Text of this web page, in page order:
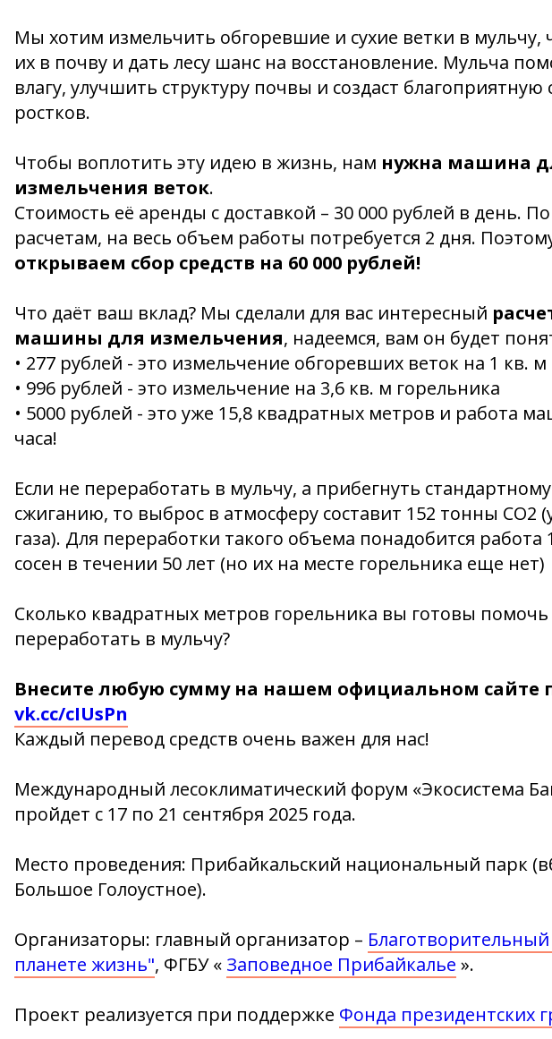
Мы хотим измельчить обгоревшие и сухие ветки в мульчу,
их в почву и дать лесу шанс на восстановление. Мульча
влагу, улучшить структуру почвы и создаст благоприятную
ростков.
Чтобы воплотить эту идею в жизнь, нам нужна машина
измельчения веток.
Стоимость её аренды с доставкой – 30 000 рублей в день.
расчетам, на весь объем работы потребуется 2 дня.
открываем сбор средств на 60 000 рублей!
Что даёт ваш вклад? Мы сделали для вас интересный
машины для измельчения, надеемся, вам он будет
• 277 рублей - это измельчение обгоревших веток на 1 кв.
• 996 рублей - это измельчение на 3,6 кв. м горельника
• 5000 рублей - это уже 15,8 квадратных метров и работа
часа!
️Если не переработать в мульчу, а прибегнуть
сжиганию, то выброс в атмосферу составит 152 тонны CO2
газа). Для переработки такого объема понадобится
сосен в течении 50 лет (но их на месте горельника еще нет)
Сколько квадратных метров горельника вы готовы
переработать в мульчу?
Внесите любую сумму на нашем официальном сайте
vk.cc/cIUsPn
Каждый перевод средств очень важен для нас!
Международный лесоклиматический форум «Экосистема
пройдет с 17 по 21 сентября 2025 года.
Место проведения: Прибайкальский национальный парк
Большое Голоустное).
Организаторы: главный организатор –
планете жизнь", ФГБУ « Заповедное Прибайкалье ».
Проект реализуется при поддержке Фонда президентских